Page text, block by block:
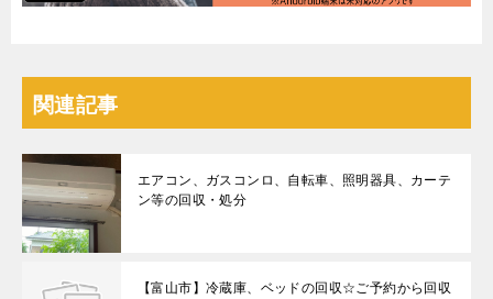
関連記事
エアコン、ガスコンロ、自転車、照明器具、カーテ
ン等の回収・処分
【富山市】冷蔵庫、ベッドの回収☆ご予約から回収